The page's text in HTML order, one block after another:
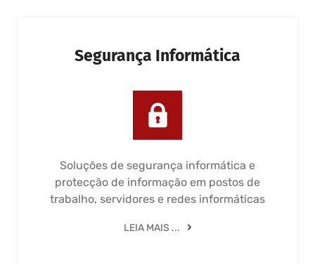
Segurança Informática
Soluções de segurança informática e
protecção de informação em postos de
trabalho, servidores e redes informáticas
LEIA MAIS ...